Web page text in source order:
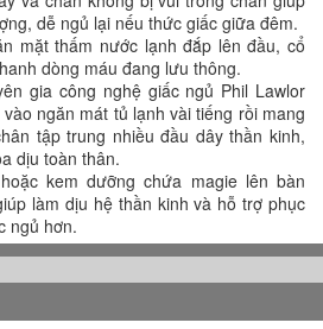
dễ ngủ lại nếu thức giấc giữa đêm.
mặt thấm nước lạnh đắp lên đầu, cổ
dòng máu đang lưu thông.
gia công nghệ giấc ngủ Phil Lawlor
ngăn mát tủ lạnh vài tiếng rồi mang
tập trung nhiều đầu dây thần kinh,
dịu toàn thân.
kem dưỡng chứa magie lên bàn
làm dịu hệ thần kinh và hỗ trợ phục
ngủ hơn.